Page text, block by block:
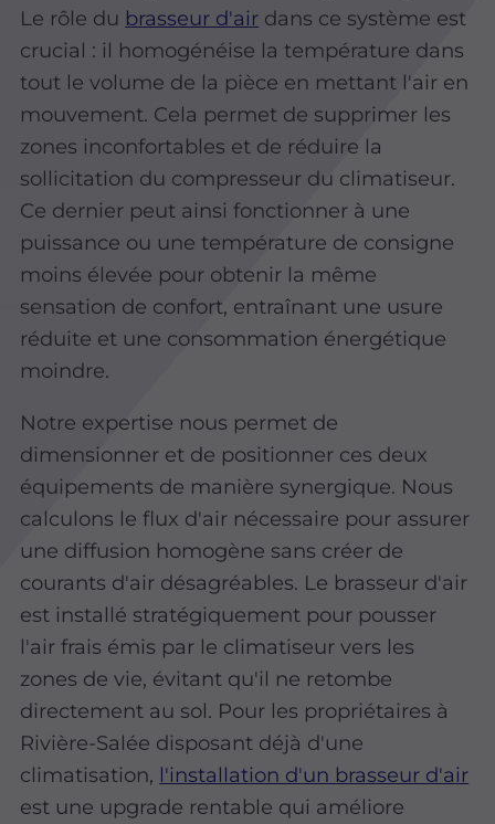
Le rôle du brasseur d'air dans ce système est
crucial : il homogénéise la température dans
tout le volume de la pièce en mettant l'air en
mouvement. Cela permet de supprimer les
zones inconfortables et de réduire la
sollicitation du compresseur du climatiseur.
Ce dernier peut ainsi fonctionner à une
puissance ou une température de consigne
moins élevée pour obtenir la même
sensation de confort, entraînant une usure
réduite et une consommation énergétique
moindre.
Notre expertise nous permet de
dimensionner et de positionner ces deux
équipements de manière synergique. Nous
calculons le flux d'air nécessaire pour assurer
une diffusion homogène sans créer de
courants d'air désagréables. Le brasseur d'air
est installé stratégiquement pour pousser
l'air frais émis par le climatiseur vers les
zones de vie, évitant qu'il ne retombe
directement au sol. Pour les propriétaires à
Rivière-Salée disposant déjà d'une
climatisation, l'installation d'un brasseur d'air
est une upgrade rentable qui améliore